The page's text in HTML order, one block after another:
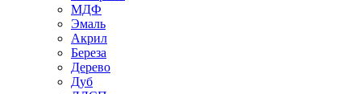
МДФ
Эмаль
Акрил
Береза
Дерево
Дуб